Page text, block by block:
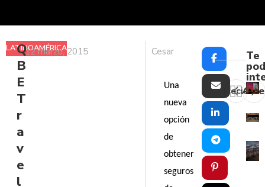
LATINOAMÉRICA
Q
B
E
T
r
a
v
e
l
12 marzo, 2015 Cesar
Una
nueva
opción
de
obtener
seguros
Reciente
Te